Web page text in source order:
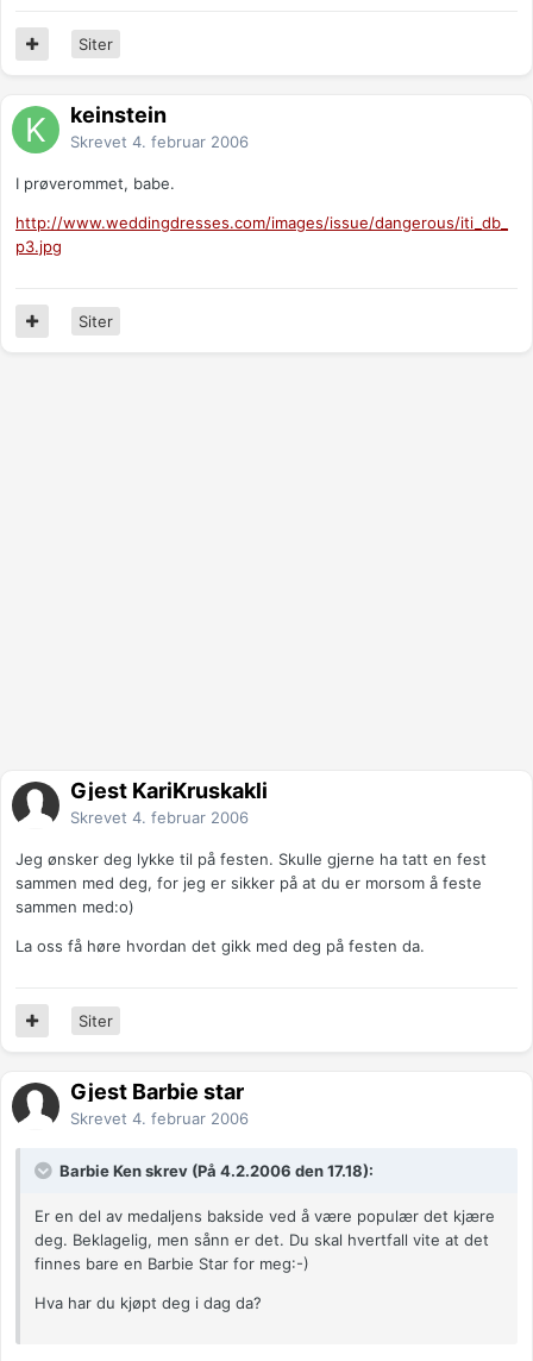
Siter
keinstein
Skrevet 4. februar 2006
I prøverommet, babe.
http://www.weddingdresses.com/images/issue/dangerous/iti_db_
p3.jpg
Siter
Gjest KariKruskakli
Skrevet 4. februar 2006
Jeg ønsker deg lykke til på festen. Skulle gjerne ha tatt en fest
sammen med deg, for jeg er sikker på at du er morsom å feste
sammen med:o)
La oss få høre hvordan det gikk med deg på festen da.
Siter
Gjest Barbie star
Skrevet 4. februar 2006
Barbie Ken skrev (På 4.2.2006 den 17.18):
Er en del av medaljens bakside ved å være populær det kjære
deg. Beklagelig, men sånn er det. Du skal hvertfall vite at det
finnes bare en Barbie Star for meg:-)
Hva har du kjøpt deg i dag da?